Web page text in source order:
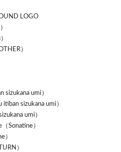
LOGO
）
sizukana umi）
sizukana umi）
umi）
Sonatine）
）
）